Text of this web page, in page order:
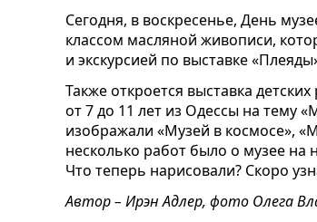
Сегодня, в воскресенье, День
классом масляной живописи,
и экскурсией по выставке
Также откроется выставка
от 7 до 11 лет из Одессы на тему
изображали «Музей в космосе»,
несколько работ было о музее на
Что теперь нарисовали? Скоро
Автор – Ирэн Адлер, фото Олега